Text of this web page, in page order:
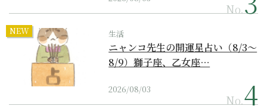
No.
NEW 生活
ニャンコ先生の開運星占い（8/3～
8/9）獅子座、乙女座…
2026/08/03
No.